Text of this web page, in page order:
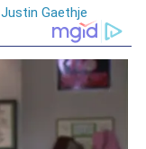
Justin Gaethje